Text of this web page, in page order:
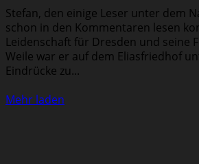
Stefan, den einige Leser unter dem
schon in den Kommentaren lesen
Leidenschaft für Dresden und seine
Weile war er auf dem Eliasfriedhof
Eindrücke zu...
Mehr laden